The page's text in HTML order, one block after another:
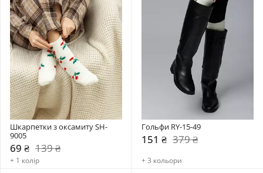
Шкарпетки з оксамиту SH-
9005
69 ₴ 139 ₴
+ 1 колір
Гольфи RY-15-49
151 ₴ 379 ₴
+ 3 кольори